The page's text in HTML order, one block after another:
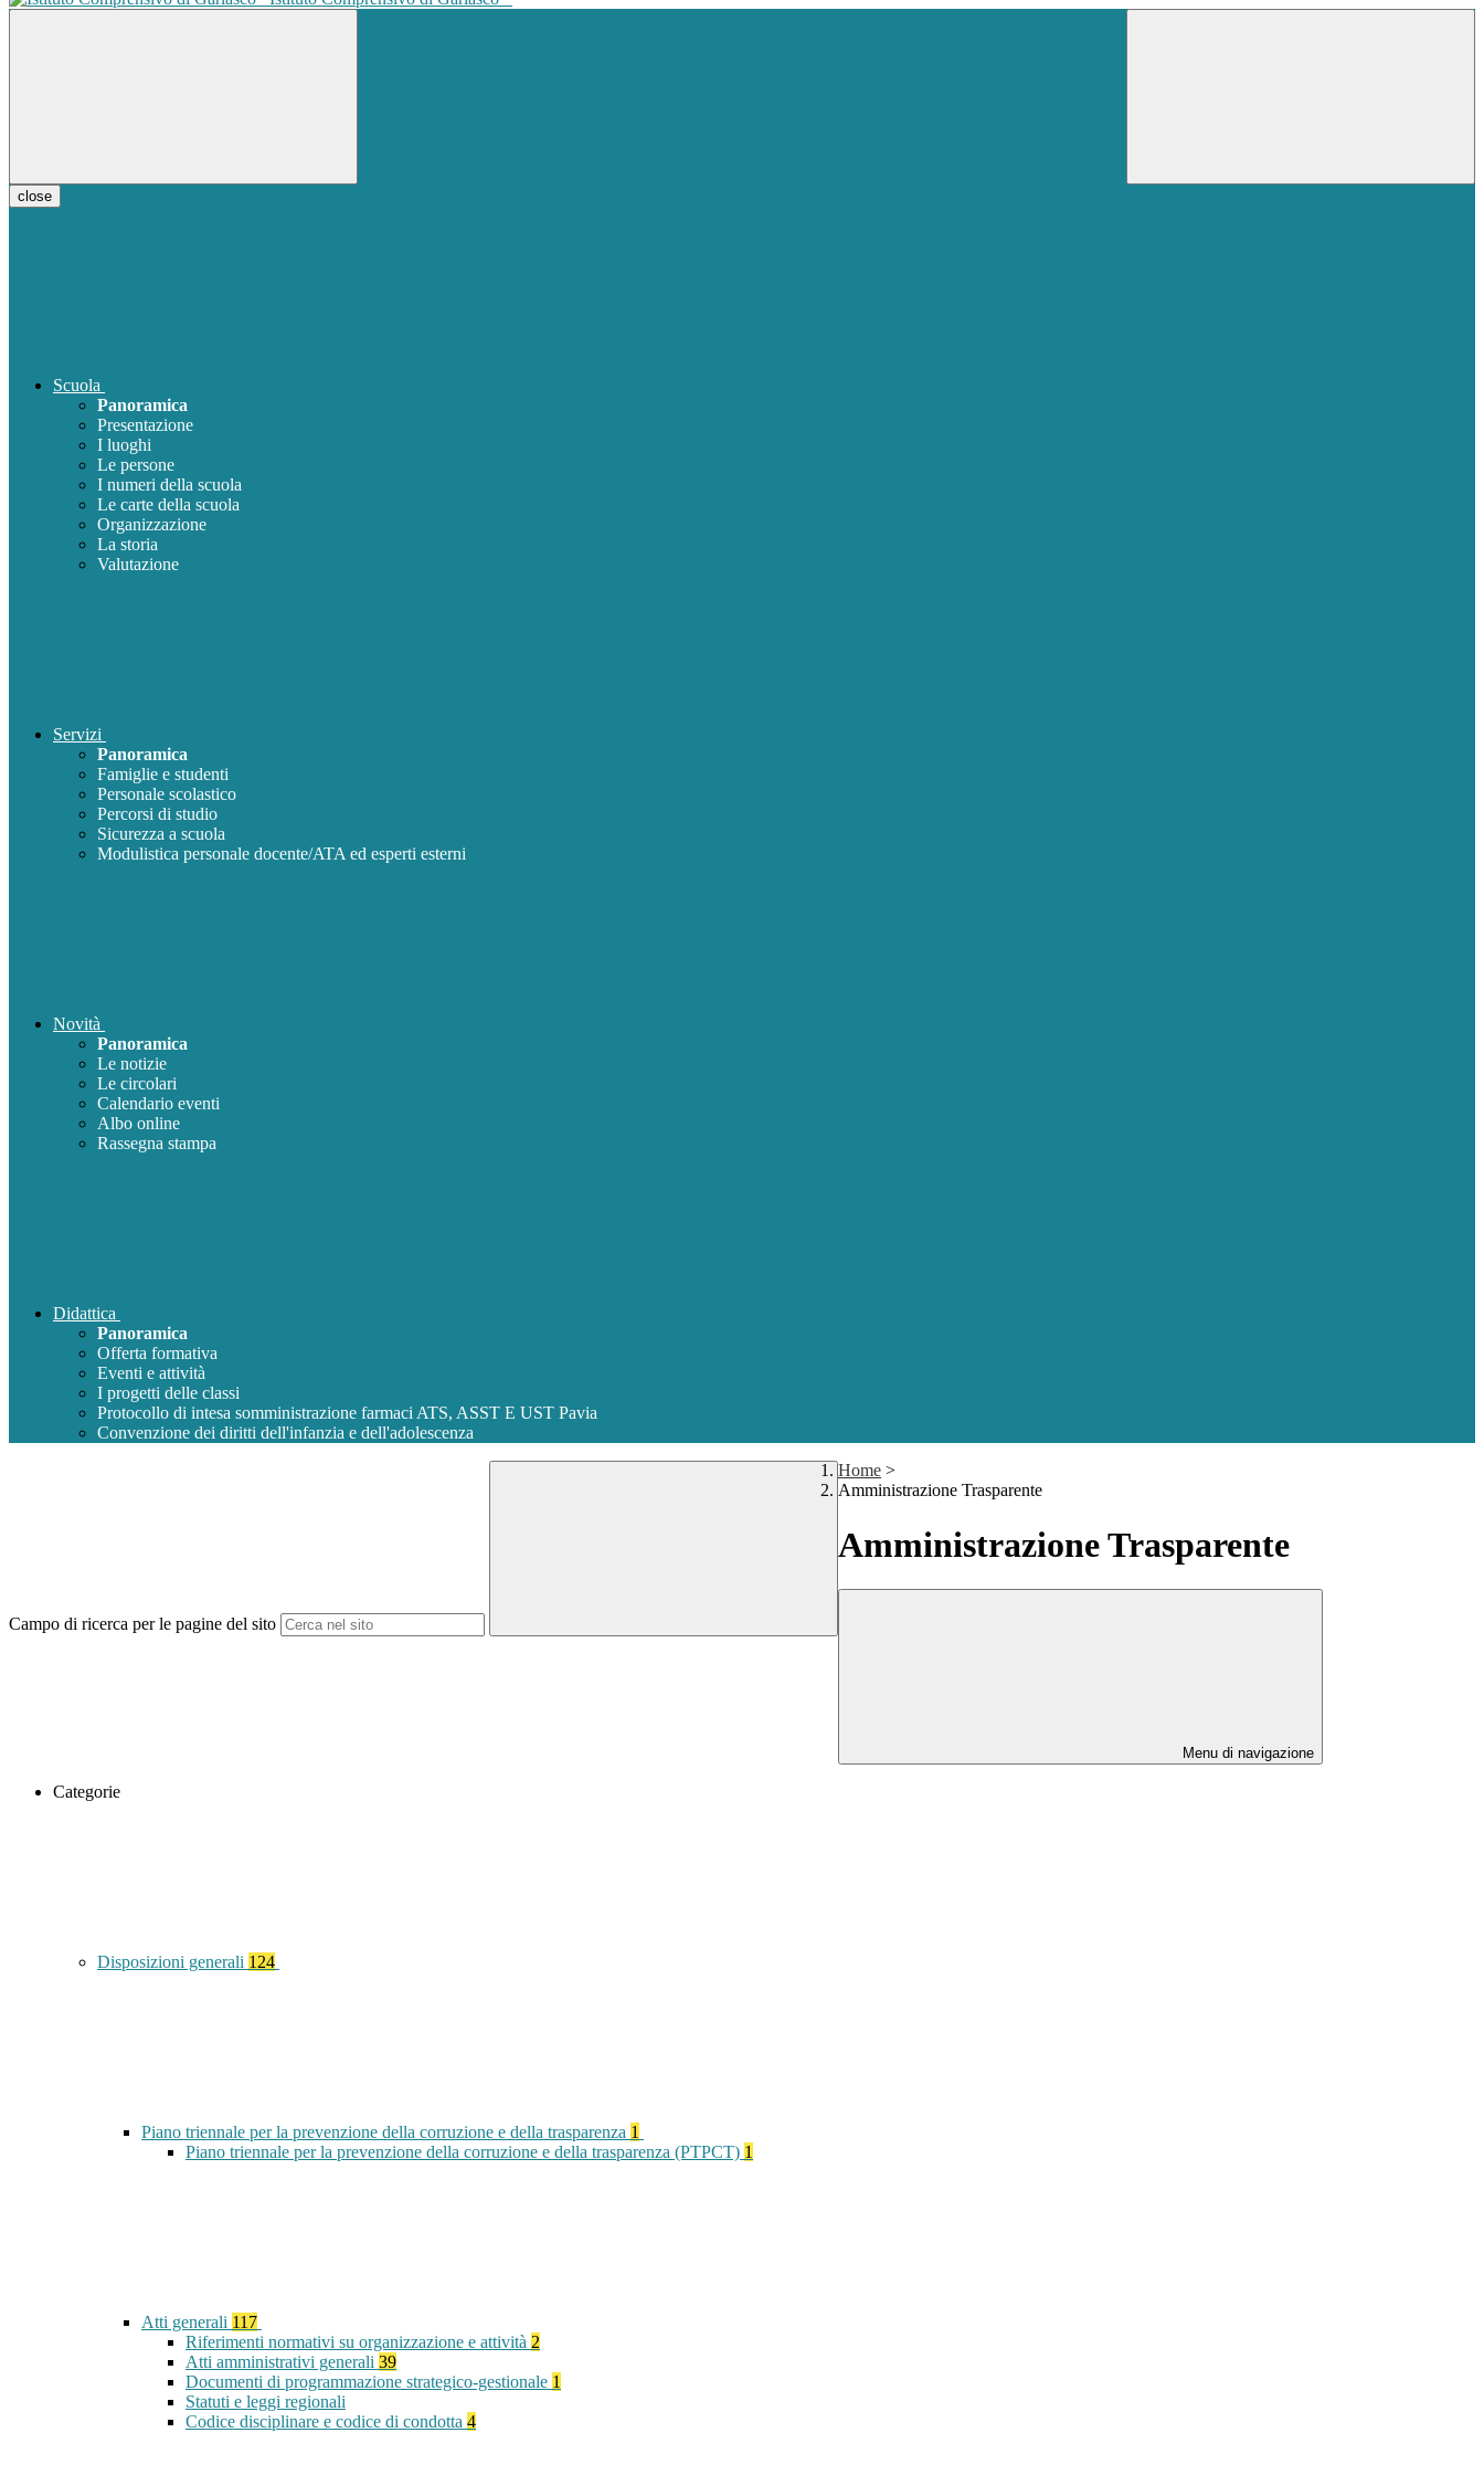
close
Scuola
Panoramica
Presentazione
I luoghi
Le persone
I numeri della scuola
Le carte della scuola
Organizzazione
La storia
Valutazione
Servizi
Panoramica
Famiglie e studenti
Personale scolastico
Percorsi di studio
Sicurezza a scuola
Modulistica personale docente/ATA ed esperti esterni
Novità
Panoramica
Le notizie
Le circolari
Calendario eventi
Albo online
Rassegna stampa
Didattica
Panoramica
Offerta formativa
Eventi e attività
I progetti delle classi
Protocollo di intesa somministrazione farmaci ATS, ASST E UST Pavia
Convenzione dei diritti dell'infanzia e dell'adolescenza
Campo di ricerca per le pagine del sito
Home >
Amministrazione Trasparente
Amministrazione Trasparente
Menu di navigazione
Categorie
Disposizioni generali 124
Piano triennale per la prevenzione della corruzione e della trasparenza 1
Piano triennale per la prevenzione della corruzione e della trasparenza (PTPCT) 1
Atti generali 117
Riferimenti normativi su organizzazione e attività 2
Atti amministrativi generali 39
Documenti di programmazione strategico-gestionale 1
Statuti e leggi regionali
Codice disciplinare e codice di condotta 4